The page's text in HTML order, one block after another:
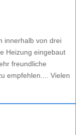
innerhalb von drei
Heizung eingebaut
freundliche
empfehlen.... Vielen